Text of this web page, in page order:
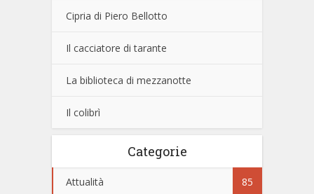
Cipria di Piero Bellotto
Il cacciatore di tarante
La biblioteca di mezzanotte
Il colibrì
Categorie
Attualità 85